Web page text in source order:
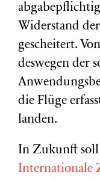
Widerstand
gescheitert.
deswegen der
die Flüge
landen.
In Zukunft soll
Internationale